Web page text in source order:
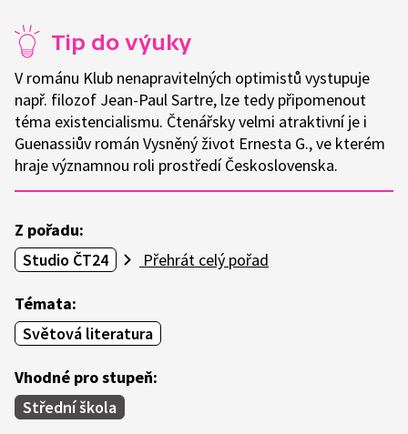
Tip do výuky
V románu Klub nenapravitelných optimistů vystupuje
např. filozof Jean-Paul Sartre, lze tedy připomenout
téma existencialismu. Čtenářsky velmi atraktivní je i
Guenassiův román Vysněný život Ernesta G., ve kterém
hraje významnou roli prostředí Československa.
Z pořadu:
Studio ČT24
Přehrát celý pořad
Témata:
Světová literatura
Vhodné pro stupeň:
Střední škola